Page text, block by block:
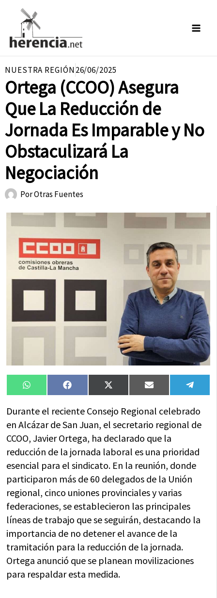
contenido
NUESTRA REGIÓN26/06/2025
Ortega (CCOO) Asegura
Que La Reducción de
Jornada Es Imparable y No
Obstaculizará La
Negociación
PorOtras Fuentes
Compartir
en
WhatsAppCompartir
en
FacebookCompartir
en
X
(Twitter)
Compartir
en
Email
en
Durante el reciente Consejo Regional celebrado
en Alcázar de San Juan, el secretario regional de
CCOO, Javier Ortega, ha declarado que la
reducción de la jornada laboral es una prioridad
esencial para el sindicato. En la reunión, donde
participaron más de 60 delegados de la Unión
regional, cinco uniones provinciales y varias
federaciones, se establecieron las principales
líneas de trabajo que se seguirán, destacando la
importancia de no detener el avance de la
tramitación para la reducción de la jornada.
Ortega anunció que se planean movilizaciones
para respaldar esta medida.